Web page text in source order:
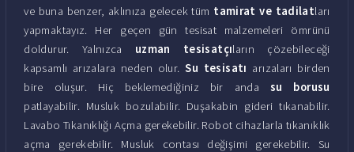
ve buna benzer, aklınıza gelecek tüm tamirat ve tadilatları
yapmaktayız. Her geçen gün tesisat malzemeleri ömrünü
doldurur. Yalnızca uzman tesisatçıların çözebileceği
kapsamlı arızalara neden olur.Su tesisatı arızaları birden
bire oluşur. Hiç beklemediğiniz bir anda su borusu
patlayabilir. Musluk bozulabilir. Duşakabin gideri tıkanabilir.
Lavabo Tıkanıklığı Açma gerekebilir. Robot cihazlarla tıkanıklık
açma gerekebilir. Musluk contası değişimi gerekebilir. Su